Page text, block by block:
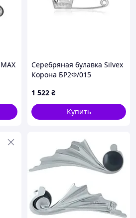
Серебряная булавка Silvex
Корона БР2Ф/015
1 522 ₴
Купить